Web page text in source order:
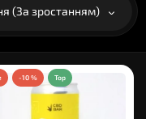
(За зростанням)
-10 % Top